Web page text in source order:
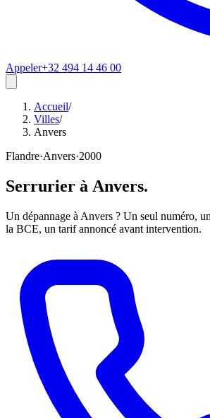
Appeler+32 494 14 46 00
Accueil/
Villes/
Anvers
Flandre·Anvers·2000
Serrurier à Anvers.
Un dépannage à Anvers ? Un seul numéro,
la BCE, un tarif annoncé avant intervention.